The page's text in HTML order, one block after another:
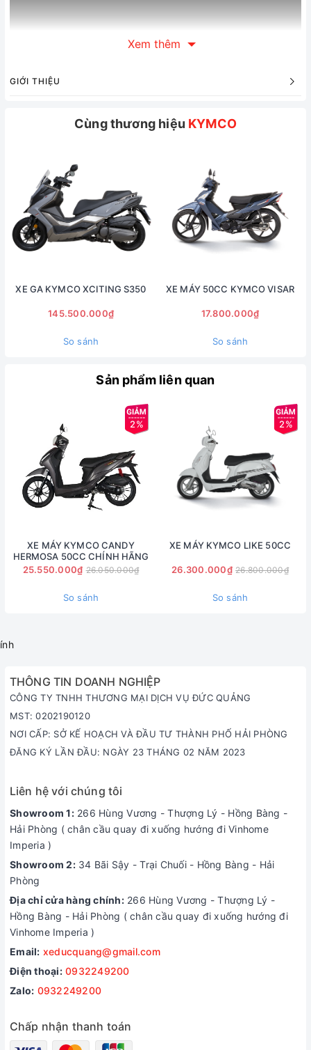
2. KHUNG SƯỜN MẠNH MẼ
K-PIPE 50 nổi bật với bộ khung sườn mắt cáo dạng ống kéo
dài tạo cảm giác nối liền với phần gắp sau, mang đến phong
cách thể thao đầy trẻ trung và năng động
3. ĐÈN ĐUÔI XE DẠNG LED
Đèn đuôi xe dạng LED với dải sáng lớn đảm bảo an toàn kết
4. BÁNH XE LỚN
Bánh xe lớn cùng với lốp không săm giúp vận hành êm ái trên
5. BÔ XE THỂ THAO
Xem thêm
GIỚI THIỆU
Cùng thương hiệu KYMCO
XE GA KYMCO XCITING S350
145.500.000₫
So sánh
XE MÁY 50CC KYMCO VISAR
17.800.000₫
So sánh
Sản phẩm liên quan
2%
XE MÁY KYMCO CANDY
HERMOSA 50CC CHÍNH HÃNG
25.550.000₫ 26.050.000₫
So sánh
2%
XE MÁY KYMCO LIKE 50CC
26.300.000₫ 26.800.000₫
So sánh
ính
THÔNG TIN DOANH NGHIỆP
CÔNG TY TNHH THƯƠNG MẠI DỊCH VỤ ĐỨC QUẢNG
MST: 0202190120
NƠI CẤP: SỞ KẾ HOẠCH VÀ ĐẦU TƯ THÀNH PHỐ HẢI PHÒNG
ĐĂNG KÝ LẦN ĐẦU: NGÀY 23 THÁNG 02 NĂM 2023
Liên hệ với chúng tôi
Showroom 1:266 Hùng Vương - Thượng Lý - Hồng Bàng -
Hải Phòng ( chân cầu quay đi xuống hướng đi Vinhome
Imperia )
Showroom 2:34 Bãi Sậy - Trại Chuối - Hồng Bàng - Hải
Phòng
Địa chỉ cửa hàng chính:266 Hùng Vương - Thượng Lý -
Hồng Bàng - Hải Phòng ( chân cầu quay đi xuống hướng đi
Vinhome Imperia )
Email: xeducquang@gmail.com
Điện thoại: 0932249200
Zalo: 0932249200
Chấp nhận thanh toán